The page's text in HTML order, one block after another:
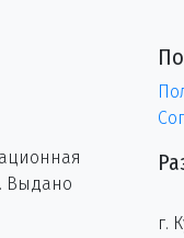
Выдано
г.